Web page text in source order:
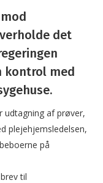
det
kontrol med
udtagning af prøver,
plejehjemsledelsen,
på
til